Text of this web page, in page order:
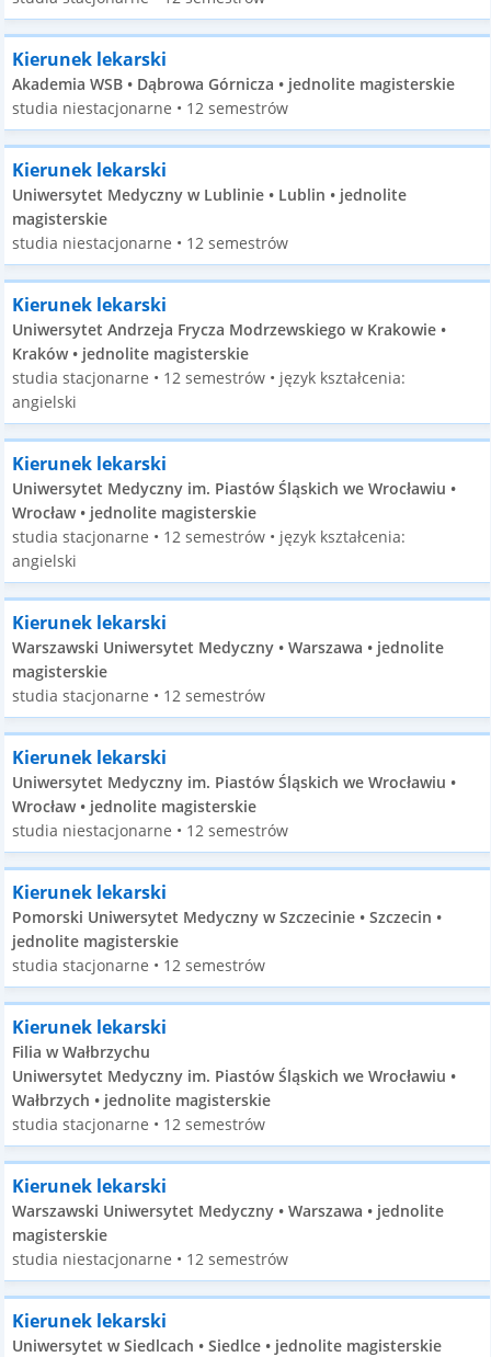
Kierunek lekarski
Akademia WSB • Dąbrowa Górnicza • jednolite magisterskie
studia niestacjonarne • 12 semestrów
Kierunek lekarski
Uniwersytet Medyczny w Lublinie • Lublin • jednolite
magisterskie
studia niestacjonarne • 12 semestrów
Kierunek lekarski
Uniwersytet Andrzeja Frycza Modrzewskiego w Krakowie •
Kraków • jednolite magisterskie
studia stacjonarne • 12 semestrów • język kształcenia:
angielski
Kierunek lekarski
Uniwersytet Medyczny im. Piastów Śląskich we Wrocławiu •
Wrocław • jednolite magisterskie
studia stacjonarne • 12 semestrów • język kształcenia:
angielski
Kierunek lekarski
Warszawski Uniwersytet Medyczny • Warszawa • jednolite
magisterskie
studia stacjonarne • 12 semestrów
Kierunek lekarski
Uniwersytet Medyczny im. Piastów Śląskich we Wrocławiu •
Wrocław • jednolite magisterskie
studia niestacjonarne • 12 semestrów
Kierunek lekarski
Pomorski Uniwersytet Medyczny w Szczecinie • Szczecin •
jednolite magisterskie
studia stacjonarne • 12 semestrów
Kierunek lekarski
Filia w Wałbrzychu
Uniwersytet Medyczny im. Piastów Śląskich we Wrocławiu •
Wałbrzych • jednolite magisterskie
studia stacjonarne • 12 semestrów
Kierunek lekarski
Warszawski Uniwersytet Medyczny • Warszawa • jednolite
magisterskie
studia niestacjonarne • 12 semestrów
Kierunek lekarski
Uniwersytet w Siedlcach • Siedlce • jednolite magisterskie